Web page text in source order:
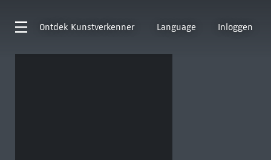
Ontdek Kunstverkenner Language Inloggen